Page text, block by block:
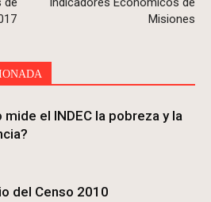
Misiones
mide el INDEC la pobreza y la
del Censo 2010